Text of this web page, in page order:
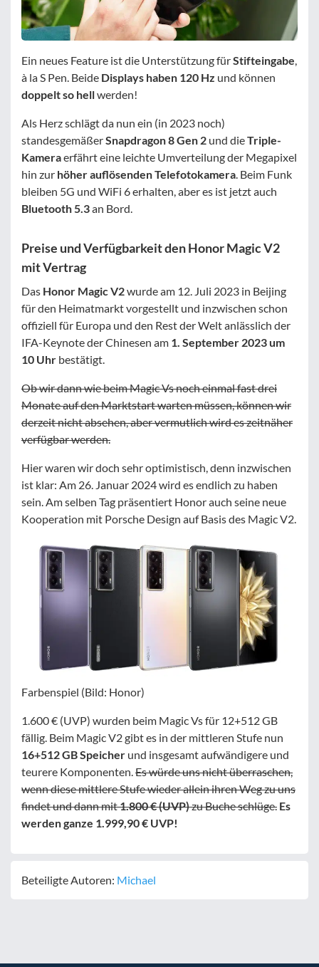
Ein neues Feature ist die Unterstützung fürStifteingabe,
à la S Pen. Beide Displays haben 120 Hz und können
doppelt so hellwerden!
Als Herz schlägt da nun ein (in 2023 noch)
standesgemäßerSnapdragon 8 Gen 2 und dieTriple-
Kameraerfährt eine leichte Umverteilung der Megapixel
hin zur höher auflösenden Telefotokamera. Beim Funk
bleiben 5G und WiFi 6 erhalten, aber es ist jetzt auch
Bluetooth 5.3an Bord.
Preise und Verfügbarkeit den Honor Magic V2
mit Vertrag
Das Honor Magic V2wurde am 12. Juli 2023 in Beijing
für den Heimatmarkt vorgestellt und inzwischen schon
offiziell für Europa und den Rest der Welt anlässlich der
IFA-Keynote der Chinesen am 1. September 2023 um
10 Uhr bestätigt.
Ob wir dann wie beim Magic Vs noch einmal fast drei
Monate auf den Marktstart warten müssen, können wir
derzeit nicht absehen, aber vermutlich wird es zeitnäher
verfügbar werden.
Hier waren wir doch sehr optimistisch, denn inzwischen
ist klar: Am 26. Januar 2024 wird es endlich zu haben
sein. Am selben Tag präsentiert Honor auch seine neue
Kooperation mit Porsche Design auf Basis des Magic V2.
Farbenspiel (Bild: Honor)
1.600 € (UVP) wurden beim Magic Vs für 12+512 GB
fällig. Beim Magic V2 gibt es in der mittleren Stufe nun
16+512 GB Speicher und insgesamt aufwändigere und
teurere Komponenten.Es würde uns nicht überraschen,
wenn diese mittlere Stufe wieder allein ihren Weg zu uns
findet und dann mit1.800 € (UVP)zu Buche schlüge. Es
werden ganze 1.999,90 € UVP!
Beteiligte Autoren: Michael